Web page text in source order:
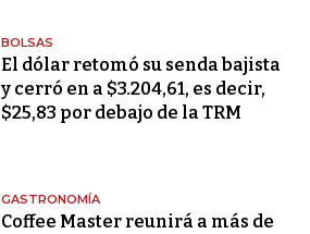
BOLSAS
El dólar retomó su senda bajista
y cerró en a $3.204,61, es decir,
$25,83 por debajo de la TRM
GASTRONOMÍA
Coffee Master reunirá a más de